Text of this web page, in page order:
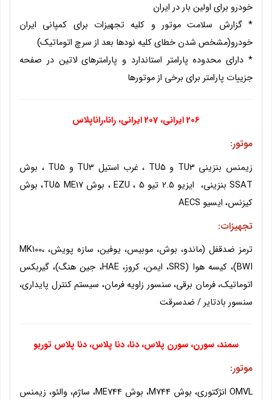
خودرو برای اولین بار در ایران
* گزارش سلامت موتور و کلیه تجهیزات برای کمپانی ایران
خودرو(مشخص شدن خطای کلیه نودها بعد از سرچ اتوماتیک)
* دارای محدوده پارامتر استاندارد و پارامترهای لاتین در صفحه
جزییات پارامتر برای برخی از موتورها
206 ایرانی، 207 ایرانی، رانا،راناپلاس
موتور:
زیمنس بنزینی TU3 و TU5 ، غرب استیل TU3 و TU5 ، بوش
SSAT بنزینی، ایزیو 2.5 تیو 5 ، EZU ، بوش TU5 ME17، بوش
کیزنس، ایسیو AECS
تجهیزات:
ترمز ضدقفل (ماندو، بوش، موبیس، یوفین، سازه پویش، MK100،
BWI)، کیسه هوا (SRS، ایمن، کروز، HAE، جین هنگ)، گیربکس
اتوماتیک، فرمان برقی، سنسور زاویه فرمان، سیستم کنترل پایداری،
سنسور بادتایر / ضدسرقت
سمند، سورن، سورن پلاس، دنا، دنا پلاس، دنا پلاس توربو
موتور:
OMVL انژکتوری، بوش M744، بوش ME744، ساژم، والئو، زیمنس